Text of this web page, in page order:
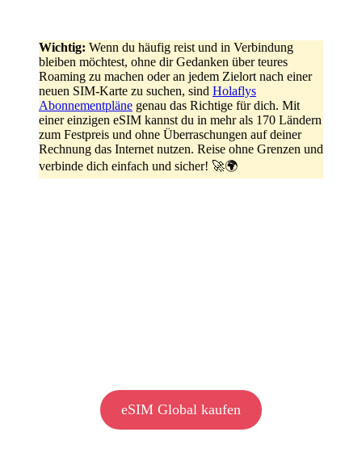
Wichtig: Wenn du häufig reist und in Verbindung
bleiben möchtest, ohne dir Gedanken über teures
Roaming zu machen oder an jedem Zielort nach einer
neuen SIM-Karte zu suchen, sind Holaflys
Abonnementpläne genau das Richtige für dich. Mit
einer einzigen eSIM kannst du in mehr als 170 Ländern
zum Festpreis und ohne Überraschungen auf deiner
Rechnung das Internet nutzen. Reise ohne Grenzen und
verbinde dich einfach und sicher! 🚀🌍
eSIM Global kaufen